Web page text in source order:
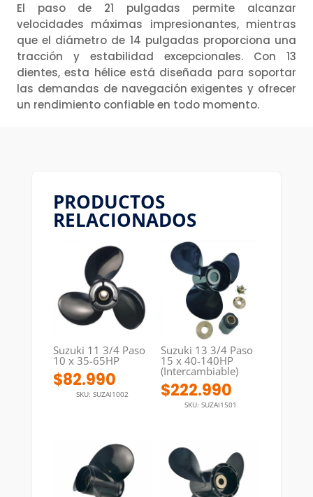
El paso de 21 pulgadas permite alcanzar
velocidades máximas impresionantes, mientras
que el diámetro de 14 pulgadas proporciona una
tracción y estabilidad excepcionales. Con 13
dientes, esta hélice está diseñada para soportar
las demandas de navegación exigentes y ofrecer
un rendimiento confiable en todo momento.
PRODUCTOS
RELACIONADOS
Suzuki 11 3/4 Paso
10 x 35-65HP
$82.990
SKU: SUZAl1002
Suzuki 13 3/4 Paso
15 x 40-140HP
(Intercambiable)
$222.990
SKU: SUZAl1501